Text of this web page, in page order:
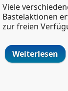
Viele
Bastelaktionen
zur freien
Weiterlesen